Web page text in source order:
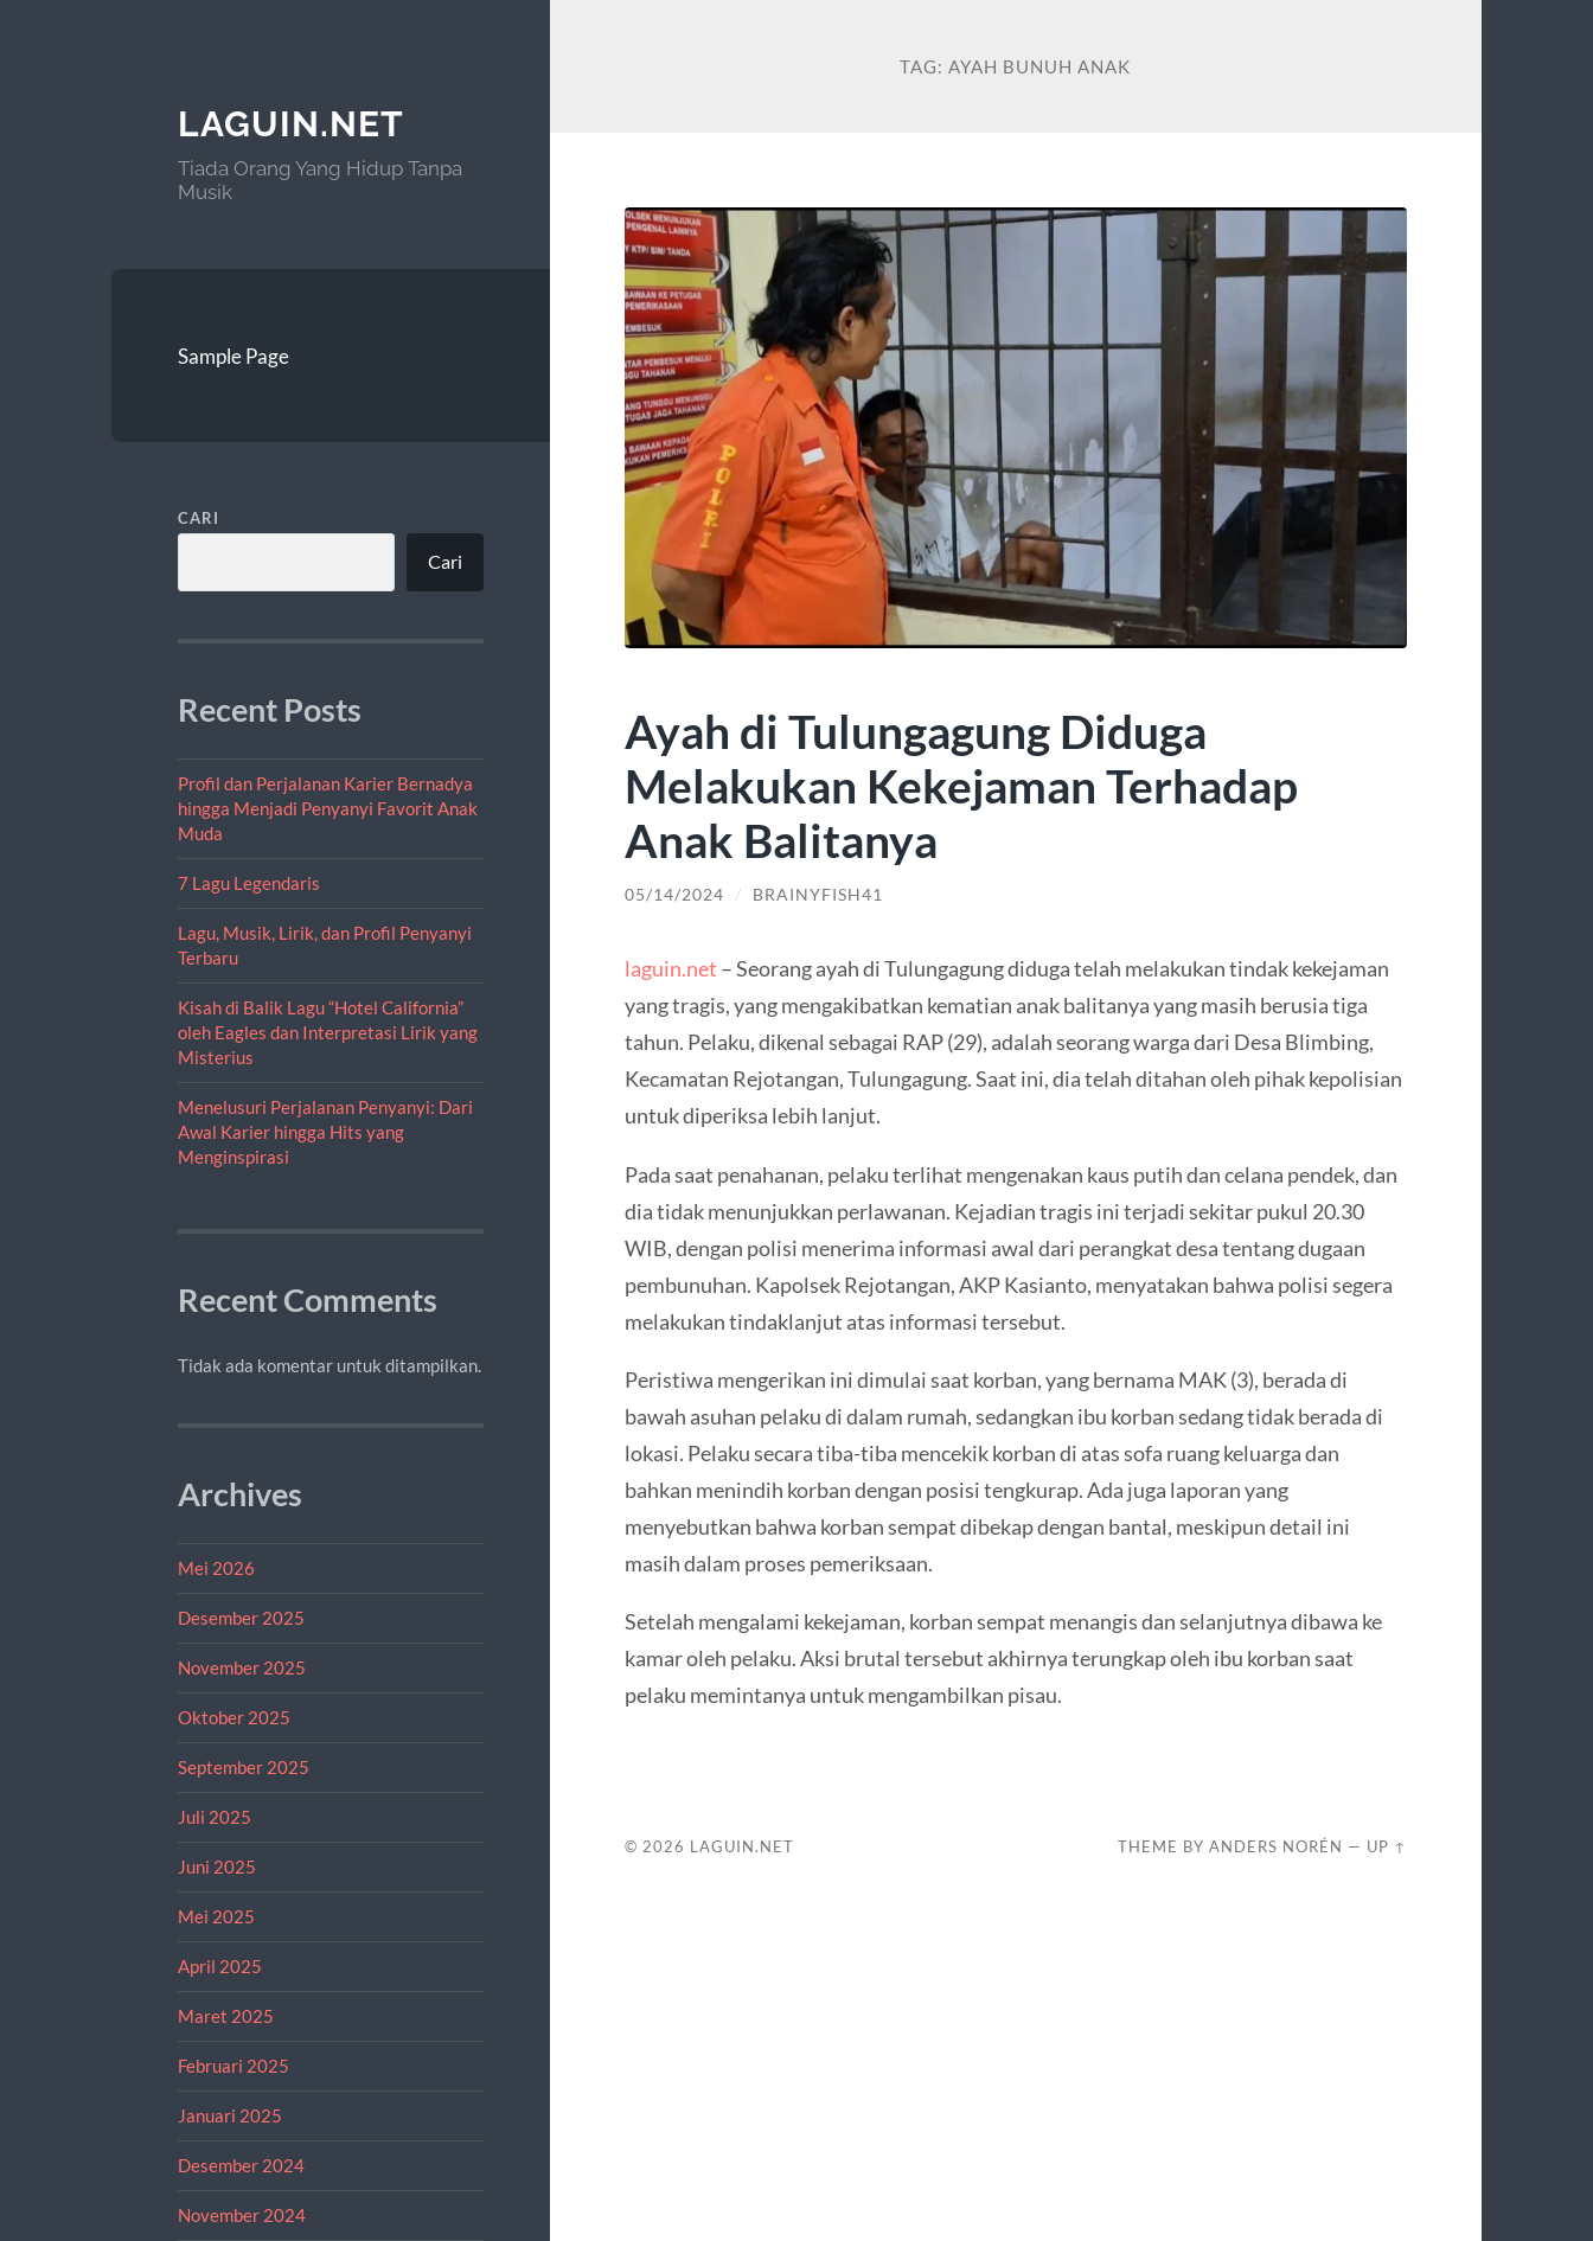
LAGUIN.NET
Tiada Orang Yang Hidup Tanpa
Musik
Sample Page
CARI
Cari
Recent Posts
Profil dan Perjalanan Karier Bernadya
hingga Menjadi Penyanyi Favorit Anak
Muda
7 Lagu Legendaris
Lagu, Musik, Lirik, dan Profil Penyanyi
Terbaru
Kisah di Balik Lagu “Hotel California”
oleh Eagles dan Interpretasi Lirik yang
Misterius
Menelusuri Perjalanan Penyanyi: Dari
Awal Karier hingga Hits yang
Menginspirasi
Recent Comments
Tidak ada komentar untuk ditampilkan.
Archives
Mei 2026
Desember 2025
November 2025
Oktober 2025
September 2025
Juli 2025
Juni 2025
Mei 2025
April 2025
Maret 2025
Februari 2025
Januari 2025
Desember 2024
November 2024
TAG:AYAH BUNUH ANAK
Ayah di Tulungagung Diduga
Melakukan Kekejaman Terhadap
Anak Balitanya
05/14/2024 / BRAINYFISH41
laguin.net – Seorang ayah di Tulungagung diduga telah melakukan tindak kekejaman
yang tragis, yang mengakibatkan kematian anak balitanya yang masih berusia tiga
tahun. Pelaku, dikenal sebagai RAP (29), adalah seorang warga dari Desa Blimbing,
Kecamatan Rejotangan, Tulungagung. Saat ini, dia telah ditahan oleh pihak kepolisian
untuk diperiksa lebih lanjut.
Pada saat penahanan, pelaku terlihat mengenakan kaus putih dan celana pendek, dan
dia tidak menunjukkan perlawanan. Kejadian tragis ini terjadi sekitar pukul 20.30
WIB, dengan polisi menerima informasi awal dari perangkat desa tentang dugaan
pembunuhan. Kapolsek Rejotangan, AKP Kasianto, menyatakan bahwa polisi segera
melakukan tindaklanjut atas informasi tersebut.
Peristiwa mengerikan ini dimulai saat korban, yang bernama MAK (3), berada di
bawah asuhan pelaku di dalam rumah, sedangkan ibu korban sedang tidak berada di
lokasi. Pelaku secara tiba-tiba mencekik korban di atas sofa ruang keluarga dan
bahkan menindih korban dengan posisi tengkurap. Ada juga laporan yang
menyebutkan bahwa korban sempat dibekap dengan bantal, meskipun detail ini
masih dalam proses pemeriksaan.
Setelah mengalami kekejaman, korban sempat menangis dan selanjutnya dibawa ke
kamar oleh pelaku. Aksi brutal tersebut akhirnya terungkap oleh ibu korban saat
pelaku memintanya untuk mengambilkan pisau.
© 2026 LAGUIN.NET THEME BYANDERS NORÉN — UP ↑